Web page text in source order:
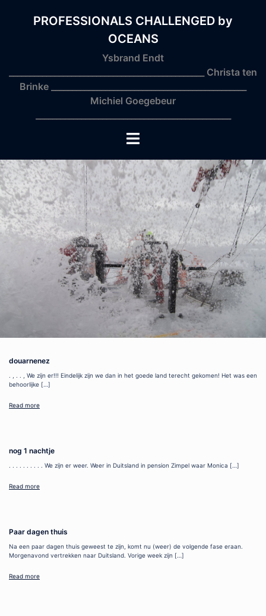
PROFESSIONALS CHALLENGED by
OCEANS
Ysbrand Endt
_______________________________________________ Christa ten
Brinke _______________________________________________
Michiel Goegebeur
Toggle
menu
douarnenez
. , . . , We zijn er!!! Eindelijk zijn we dan in het goede land terecht gekomen! Het was een
behoorlijke […]
Read more
nog 1 nachtje
. . . . . . . . . . We zijn er weer. Weer in Duitsland in pension Zimpel waar Monica […]
Read more
Paar dagen thuis
Na een paar dagen thuis geweest te zijn, komt nu (weer) de volgende fase eraan.
Morgenavond vertrekken naar Duitsland. Vorige week zijn […]
Read more